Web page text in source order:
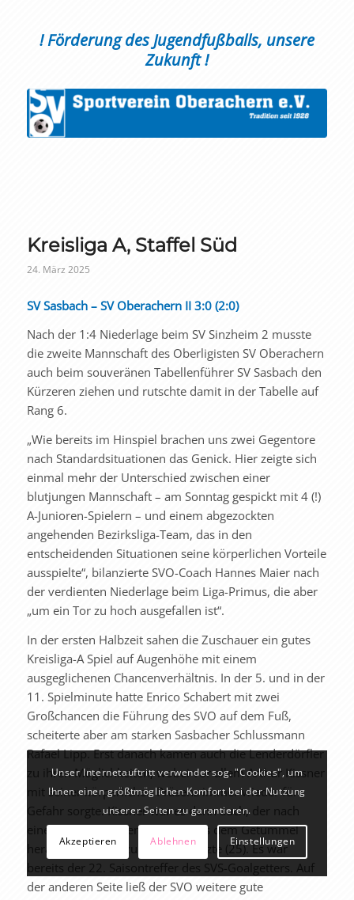
! Förderung des Jugendfußballs, unsere
Zukunft !
Kreisliga A, Staffel Süd
24. März 2025
SV Sasbach – SV Oberachern II 3:0 (2:0)
Nach der 1:4 Niederlage beim SV Sinzheim 2 musste
die zweite Mannschaft des Oberligisten SV Oberachern
auch beim souveränen Tabellenführer SV Sasbach den
Kürzeren ziehen und rutschte damit in der Tabelle auf
Rang 6.
„Wie bereits im Hinspiel brachen uns zwei Gegentore
nach Standardsituationen das Genick. Hier zeigte sich
einmal mehr der Unterschied zwischen einer
blutjungen Mannschaft – am Sonntag gespickt mit 4 (!)
A-Junioren-Spielern – und einem abgezockten
angehenden Bezirksliga-Team, das in den
entscheidenden Situationen seine körperlichen Vorteile
ausspielte“, bilanzierte SVO-Coach Hannes Maier nach
der verdienten Niederlage beim Liga-Primus, die aber
„um ein Tor zu hoch ausgefallen ist“.
In der ersten Halbzeit sahen die Zuschauer ein gutes
Kreisliga-A Spiel auf Augenhöhe mit einem
ausgeglichenen Chancenverhältnis. In der 5. und in der
11. Spielminute hatte Enrico Schabert mit zwei
Großchancen die Führung des SVO auf dem Fuß,
scheiterte aber am starken Sasbacher Schlussmann
Rafael Lipp. Erst danach kamen auch die Lenderdörfler
zu ihren Möglichkeiten, wobei vor allem Arthur Kissner
mit seiner körperlichen Präsenz immer wieder für
Gefahr sorgte. Kissner war es dann auch, der nach
einem vermeidbaren Freistoß aus dem Getümmel
heraus per Hacke zum 1:0 einnetzte (25). Es war
bereits der 22. Saisontreffer des SVS-Goalgetters. Auf
der anderen Seite ließ der SVO weitere gute
Unser Internetauftritt verwendet sog. "Cookies", um
Ihnen einen größtmöglichen Komfort bei der Nutzung
unserer Seiten zu garantieren.
Akzeptieren Ablehnen Einstellungen